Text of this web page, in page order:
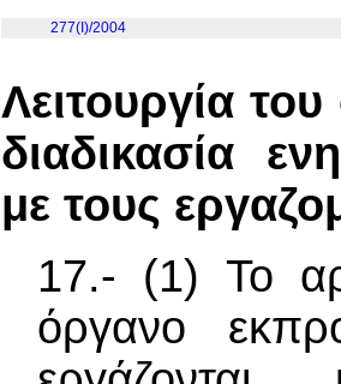
277(I)/2004
Λειτουργία
διαδικασία
με τους
17.- (1) Το
όργανο